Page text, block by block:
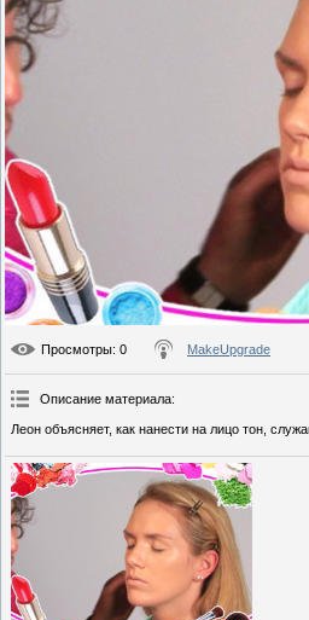
Просмотры: 0 MakeUpgrade
Описание материала:
Леон объясняет, как нанести на лицо тон,